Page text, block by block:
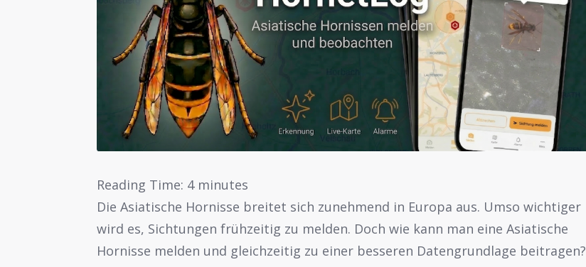
Reading Time: 4 minutes
Die Asiatische Hornisse breitet sich zunehmend in Europa aus. Umso wichtiger
wird es, Sichtungen frühzeitig zu melden. Doch wie kann man eine Asiatische
Hornisse melden und gleichzeitig zu einer besseren Datengrundlage beitragen?